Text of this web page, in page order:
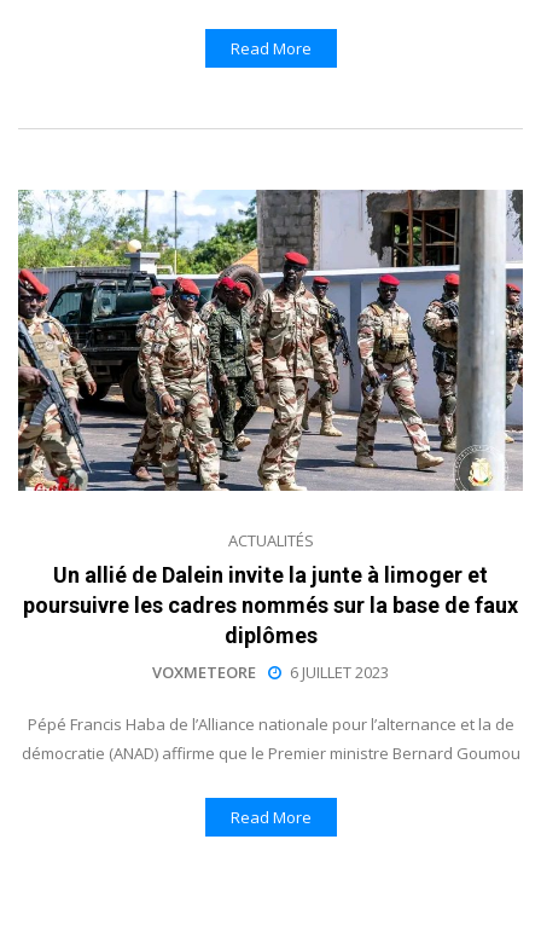
Read More
ACTUALITÉS
Un allié de Dalein invite la junte à limoger et
poursuivre les cadres nommés sur la base de faux
diplômes
VOXMETEORE 6 JUILLET 2023
Pépé Francis Haba de l’Alliance nationale pour l’alternance et la de
démocratie (ANAD) affirme que le Premier ministre Bernard Goumou
Read More